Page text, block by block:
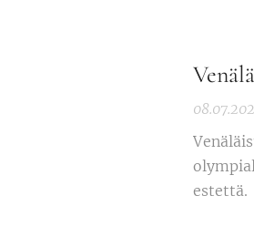
estettä.